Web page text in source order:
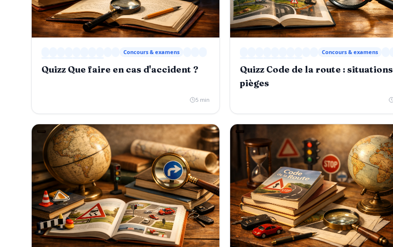
Concours & examens
Quizz Que faire en cas d'accident ?
5 min
Concours & examens
Quizz Code de la route : situations
pièges